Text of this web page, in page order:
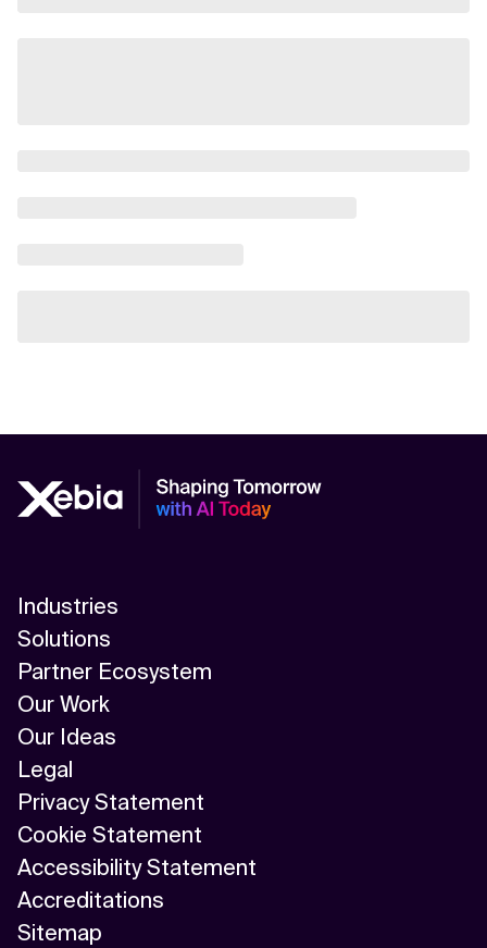
Industries
Solutions
Partner Ecosystem
Our Work
Our Ideas
Legal
Privacy Statement
Cookie Statement
Accessibility Statement
Accreditations
Sitemap